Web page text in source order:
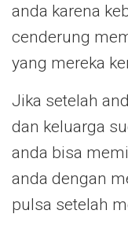
anda karena
cenderung
yang mereka
Jika setelah
dan keluarga
anda bisa
anda dengan
pulsa setelah